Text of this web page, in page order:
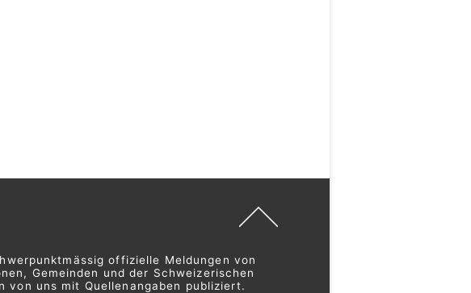
offizielle Meldungen von
Gemeinden und der Schweizerischen
uns mit Quellenangaben publiziert.